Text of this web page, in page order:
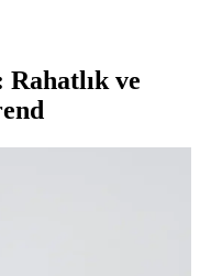
Rahatlık ve